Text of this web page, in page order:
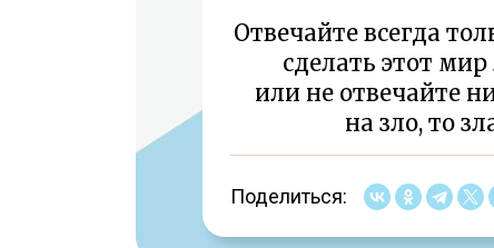
Отвечайте всегда
сделать этот
или не отвечайте
на зло, то
Поделиться: